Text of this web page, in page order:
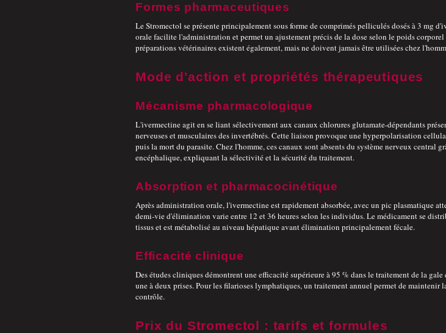
Formes pharmaceutiques
Le Stromectol se présente principalement sous forme de comprimés pelliculés dosés à 3 mg
orale facilite l'administration et permet un ajustement précis de la dose selon le poids
préparations vétérinaires existent également, mais ne doivent jamais être utilisées chez
Mode d'action et propriétés thérapeutiques
Mécanisme pharmacologique
L'ivermectine agit en se liant sélectivement aux canaux chlorures glutamate-dépendants
nerveuses et musculaires des invertébrés. Cette liaison provoque une hyperpolarisation
puis la mort du parasite. Chez l'homme, ces canaux sont absents du système nerveux central
encéphalique, expliquant la sélectivité et la sécurité du traitement.
Absorption et pharmacocinétique
Après administration orale, l'ivermectine est rapidement absorbée, avec un pic plasmatique
demi-vie d'élimination varie entre 12 et 36 heures selon les individus. Le médicament se
tissus et est métabolisé au niveau hépatique avant élimination principalement fécale.
Efficacité clinique
Des études cliniques démontrent une efficacité supérieure à 95 % dans le traitement de la gale
une à deux prises. Pour les filarioses lymphatiques, un traitement annuel permet de maintenir
contrôle.
Prix du Stromectol : tarifs et formules